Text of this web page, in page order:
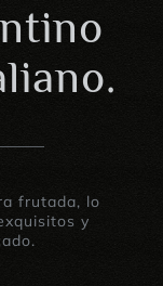
frutada, lo
y